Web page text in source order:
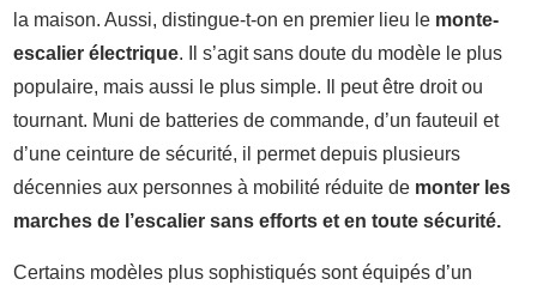
la maison. Aussi, distingue-t-on en premier lieu le monte-
escalier électrique. Il s’agit sans doute du modèle le plus
populaire, mais aussi le plus simple. Il peut être droit ou
tournant. Muni de batteries de commande, d’un fauteuil et
d’une ceinture de sécurité, il permet depuis plusieurs
décennies aux personnes à mobilité réduite de monter les
marches de l’escalier sans efforts et en toute sécurité.
Certains modèles plus sophistiqués sont équipés d’un